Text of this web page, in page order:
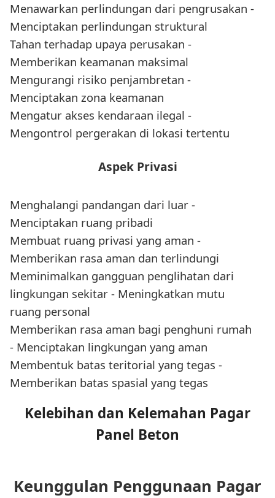
Menawarkan perlindungan dari pengrusakan -
Menciptakan perlindungan struktural
Tahan terhadap upaya perusakan -
Memberikan keamanan maksimal
Mengurangi risiko penjambretan -
Menciptakan zona keamanan
Mengatur akses kendaraan ilegal -
Mengontrol pergerakan di lokasi tertentu
Aspek Privasi
Menghalangi pandangan dari luar -
Menciptakan ruang pribadi
Membuat ruang privasi yang aman -
Memberikan rasa aman dan terlindungi
Meminimalkan gangguan penglihatan dari
lingkungan sekitar - Meningkatkan mutu
ruang personal
Memberikan rasa aman bagi penghuni rumah
- Menciptakan lingkungan yang aman
Membentuk batas teritorial yang tegas -
Memberikan batas spasial yang tegas
Kelebihan dan Kelemahan Pagar
Panel Beton
Keunggulan Penggunaan Pagar